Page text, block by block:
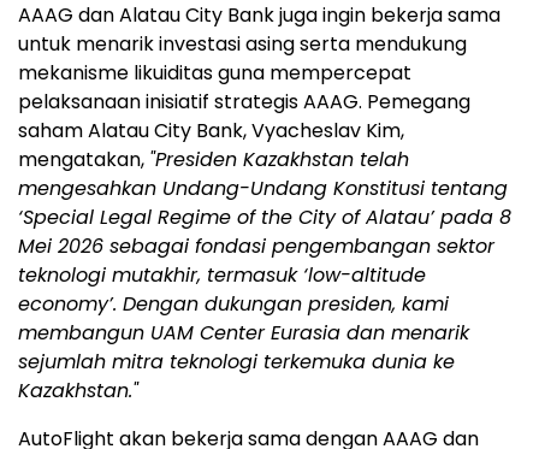
AAAG dan Alatau City Bank juga ingin bekerja sama
untuk menarik investasi asing serta mendukung
mekanisme likuiditas guna mempercepat
pelaksanaan inisiatif strategis AAAG. Pemegang
saham Alatau City Bank, Vyacheslav Kim,
mengatakan, "Presiden Kazakhstan telah
mengesahkan Undang-Undang Konstitusi tentang
‘Special Legal Regime of the City of Alatau’ pada 8
Mei 2026 sebagai fondasi pengembangan sektor
teknologi mutakhir, termasuk ‘low-altitude
economy’. Dengan dukungan presiden, kami
membangun UAM Center Eurasia dan menarik
sejumlah mitra teknologi terkemuka dunia ke
Kazakhstan."
AutoFlight akan bekerja sama dengan AAAG dan